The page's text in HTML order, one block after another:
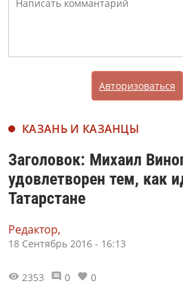
Авторизоваться
КАЗАНЬ И КАЗАНЦЫ
Заголовок: Михаил
удовлетворен тем, как
Татарстане
Редактор,
18 Сентябрь 2016 - 16:13
2353 0 0